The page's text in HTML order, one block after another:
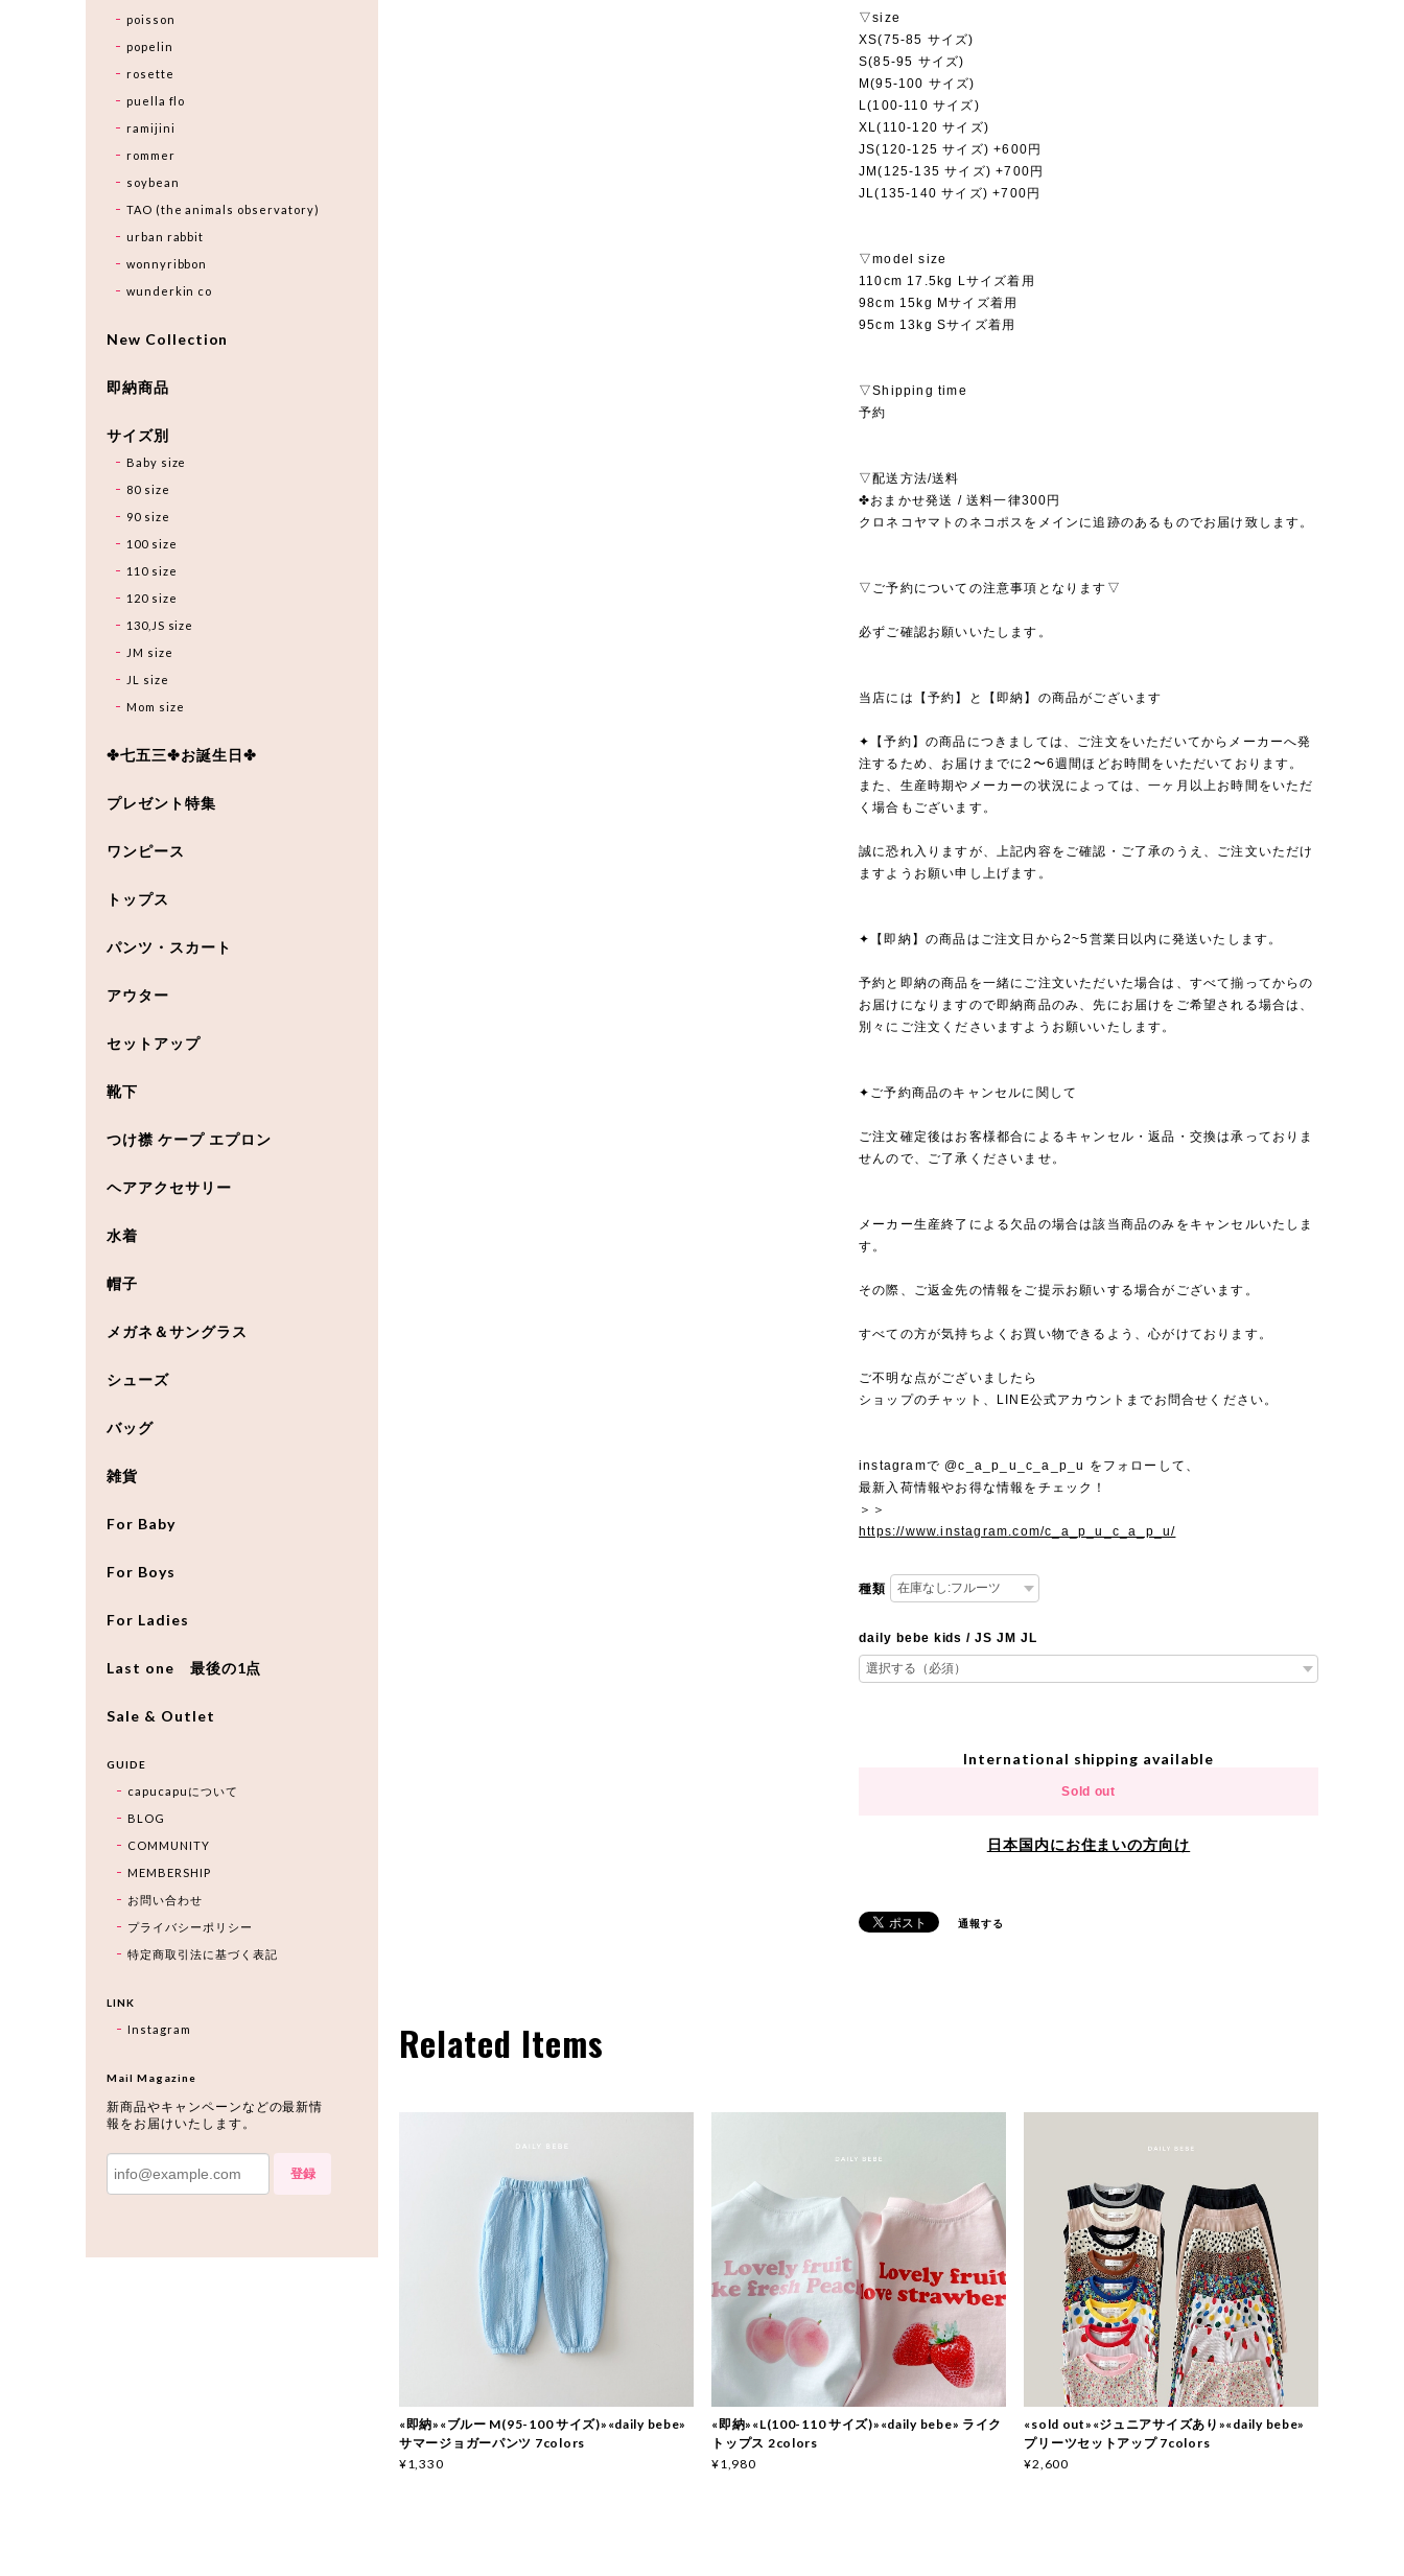
▽size
XS(75-85 サイズ)
S(85-95 サイズ)
M(95-100 サイズ)
L(100-110 サイズ)
XL(110-120 サイズ)
JS(120-125 サイズ) +600円
JM(125-135 サイズ) +700円
JL(135-140 サイズ) +700円
▽model size
110cm 17.5kg Lサイズ着用
98cm 15kg Mサイズ着用
95cm 13kg Sサイズ着用
▽Shipping time
予約
▽配送方法/送料
✤おまかせ発送 / 送料一律300円
クロネコヤマトのネコポスをメインに追跡のあるものでお届け致します。
▽ご予約についての注意事項となります▽
必ずご確認お願いいたします。
当店には【予約】と【即納】の商品がございます
✦【予約】の商品につきましては、ご注文をいただいてからメーカーへ発
注するため、お届けまでに2〜6週間ほどお時間をいただいております。
また、生産時期やメーカーの状況によっては、一ヶ月以上お時間をいただ
く場合もございます。
誠に恐れ入りますが、上記内容をご確認・ご了承のうえ、ご注文いただけ
ますようお願い申し上げます。
✦【即納】の商品はご注文日から2~5営業日以内に発送いたします。
予約と即納の商品を一緒にご注文いただいた場合は、すべて揃ってからの
お届けになりますので即納商品のみ、先にお届けをご希望される場合は、
別々にご注文くださいますようお願いいたします。
✦ご予約商品のキャンセルに関して
ご注文確定後はお客様都合によるキャンセル・返品・交換は承っておりま
せんので、ご了承くださいませ。
メーカー生産終了による欠品の場合は該当商品のみをキャンセルいたしま
す。
その際、ご返金先の情報をご提示お願いする場合がございます。
すべての方が気持ちよくお買い物できるよう、心がけております。
ご不明な点がございましたら
ショップのチャット、LINE公式アカウントまでお問合せください。
instagramで @c_a_p_u_c_a_p_u をフォローして、
最新入荷情報やお得な情報をチェック！
＞＞
https://www.instagram.com/c_a_p_u_c_a_p_u/
種類
daily bebe kids / JS JM JL
International shipping available
Sold out
日本国内にお住まいの方向け
通報する
Related Items
«即納»«ブルー M(95-100 サイズ)»«daily bebe»
サマージョガーパンツ 7colors
¥1,330
«即納»«L(100-110 サイズ)»«daily bebe» ライク
トップス 2colors
¥1,980
«sold out»«ジュニアサイズあり»«daily bebe»
プリーツセットアップ 7colors
¥2,600
poisson
popelin
rosette
puella flo
ramijini
rommer
soybean
TAO (the animals observatory)
urban rabbit
wonnyribbon
wunderkin co
New Collection
即納商品
サイズ別
Baby size
80 size
90 size
100 size
110 size
120 size
130,JS size
JM size
JL size
Mom size
✤七五三✤お誕生日✤
プレゼント特集
ワンピース
トップス
パンツ・スカート
アウター
セットアップ
靴下
つけ襟 ケープ エプロン
ヘアアクセサリー
水着
帽子
メガネ＆サングラス
シューズ
バッグ
雑貨
For Baby
For Boys
For Ladies
Last one 最後の1点
Sale & Outlet
GUIDE
capucapuについて
BLOG
COMMUNITY
MEMBERSHIP
お問い合わせ
プライバシーポリシー
特定商取引法に基づく表記
LINK
Instagram
Mail Magazine
新商品やキャンペーンなどの最新情
報をお届けいたします。
登録